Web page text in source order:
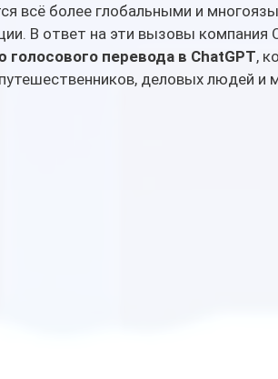
всё более глобальными и
В ответ на эти вызовы компания
перевода в ChatGPT,
деловых людей и